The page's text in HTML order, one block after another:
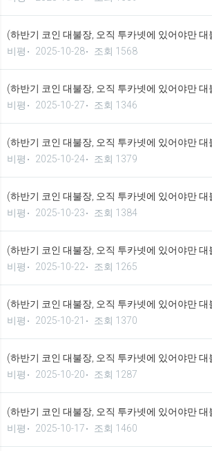
비평
2025-10-28 조회 1568
비평
2025-10-27 조회 1346
비평
2025-10-24 조회 1379
비평
2025-10-23 조회 1384
비평
2025-10-22 조회 1265
비평
2025-10-21 조회 1370
비평
2025-10-20 조회 1287
비평
2025-10-17 조회 1460